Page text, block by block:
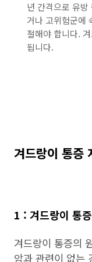
년 간격으로 유방
거나 고위험군에
절해야 합니다.
됩니다.
겨드랑이 통증
1 : 겨드랑이 통
겨드랑이 통증의
암과 관련이 없는